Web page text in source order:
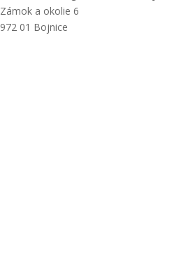
Zámok a okolie 6
972 01 Bojnice